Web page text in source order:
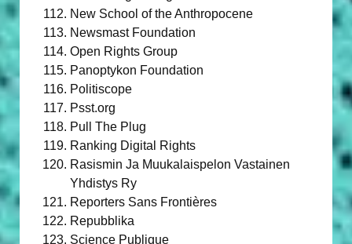
New School of the Anthropocene
Newsmast Foundation
Open Rights Group
Panoptykon Foundation
Politiscope
Psst.org
Pull The Plug
Ranking Digital Rights
Rasismin Ja Muukalaispelon Vastainen
Yhdistys Ry
Reporters Sans Frontières
Repubblika
Science Publique